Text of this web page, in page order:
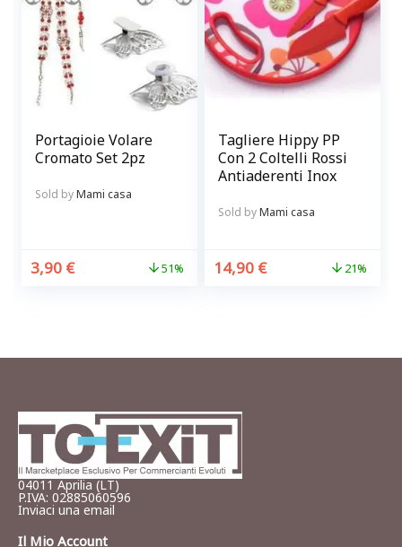
Portagioie Volare
Cromato Set 2pz
Sold byMami casa
3,90 € 51%
Tagliere Hippy PP
Con 2 Coltelli Rossi
Antiaderenti Inox
Sold byMami casa
14,90 € 21%
04011 Aprilia (LT)
P.IVA: 02885060596
Inviaci una email
Il Mio Account